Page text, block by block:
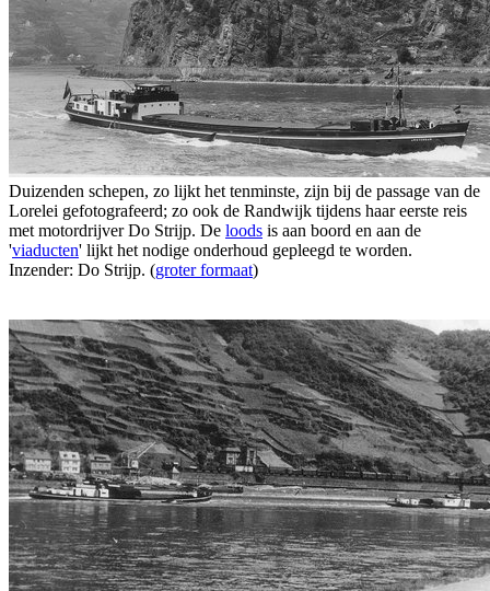
Duizenden schepen, zo lijkt het tenminste, zijn bij de passage van de
Lorelei gefotografeerd; zo ook de Randwijk tijdens haar eerste reis
met motordrijver Do Strijp. De loods is aan boord en aan de
'viaducten' lijkt het nodige onderhoud gepleegd te worden.
Inzender: Do Strijp. (groter formaat)